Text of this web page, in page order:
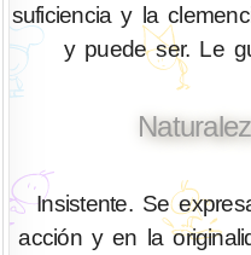
suficiencia y la
y puede ser. Le
Insistente. Se
acción y en la